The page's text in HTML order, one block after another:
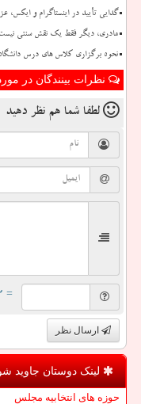
گدایی تأیید در اینستاگرام و
مادری، دیگر فقط یک نقش سنتی
نحوه برگزاری کلاس های درس
نظرات بینندگان در
لطفا شما هم نظر دهید
= ۲ بعلاوه ۱
ارسال نظر
لینک دوستان جاوید
حوزه های انتخابیه مجلس